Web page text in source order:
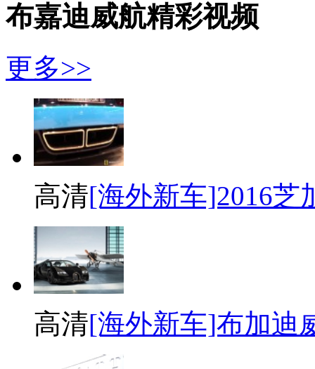
布嘉迪威航精彩视频
更多>>
高清[海外新车]2016芝
高清[海外新车]布加迪